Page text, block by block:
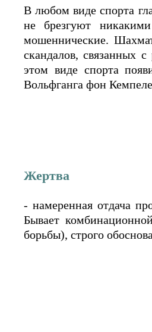
В любом виде спорта
не брезгуют
мошеннические.
скандалов, связанных
этом виде спорта
Вольфганга фон
Жертва
- намеренная отдача
Бывает
борьбы), строго